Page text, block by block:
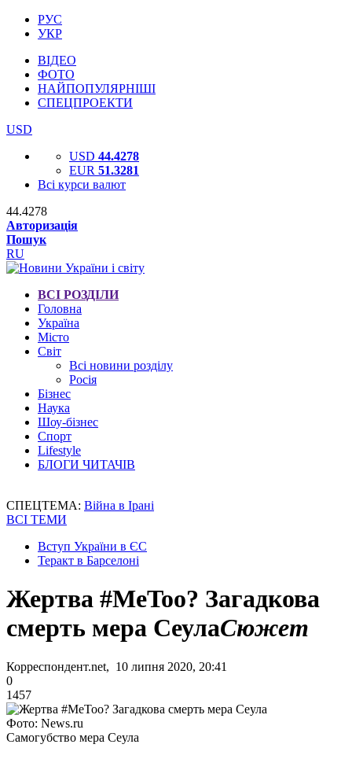
РУС
УКР
ВІДЕО
ФОТО
НАЙПОПУЛЯРНІШІ
СПЕЦПРОЕКТИ
USD
USD 44.4278
EUR 51.3281
Всі курси валют
44.4278
Авторизація
Пошук
RU
ВСІ РОЗДІЛИ
Головна
Україна
Місто
Світ
Всі новини розділу
Росія
Бізнес
Наука
Шоу-бізнес
Спорт
Lifestyle
БЛОГИ ЧИТАЧІВ
СПЕЦТЕМА: Війна в Ірані
ВСІ ТЕМИ
Вступ України в ЄС
Теракт в Барселоні
Жертва #MeToo? Загадкова
смерть мера СеулаСюжет
Корреспондент.net, 10 липня 2020, 20:41
0
1457
Фото: News.ru
Самогубство мера Сеула